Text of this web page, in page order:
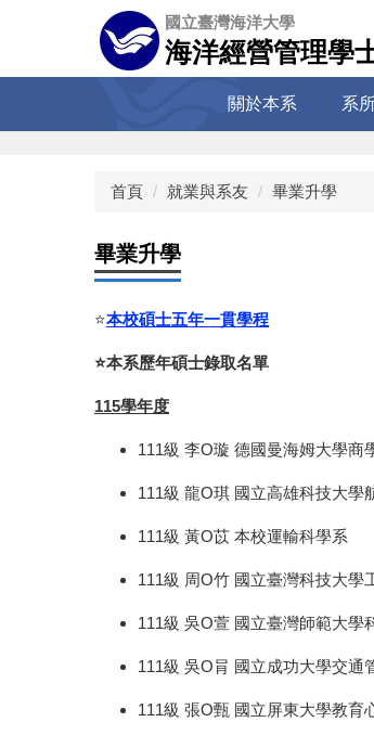
容
國立臺灣海洋大學
海洋經營管理學
關於本系 系
首頁 就業與系友 畢業升學
畢業升學
⭐️本校碩士五年一貫學程
⭐️本系歷年碩士錄取名單
115學年度
111級 李O璇 德國曼海姆大學商
111級 龍O琪 國立高雄科技大學
111級 黃O苡 本校運輸科學系
111級 周O竹 國立臺灣科技大學
111級 吳O萱 國立臺灣師範大學
111級 吳O肙 國立成功大學交通
111級 張O甄 國立屏東大學教育